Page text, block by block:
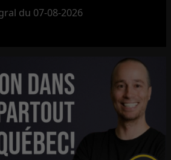
du 07-08-2026